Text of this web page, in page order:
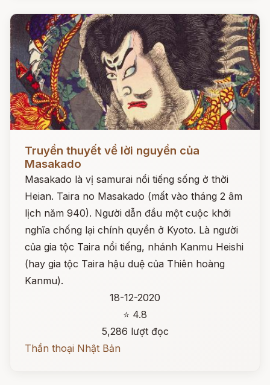
Đọc ngay
Truyền thuyết về lời nguyền của
Masakado
Masakado là vị samurai nổi tiếng sống ở thời
Heian. Taira no Masakado (mất vào tháng 2 âm
lịch năm 940). Người dẫn đầu một cuộc khởi
nghĩa chống lại chính quyền ở Kyoto. Là người
của gia tộc Taira nổi tiếng, nhánh Kanmu Heishi
(hay gia tộc Taira hậu duệ của Thiên hoàng
Kanmu).
18-12-2020
⭐ 4.8
5,286 lượt đọc
Thần thoại Nhật Bản